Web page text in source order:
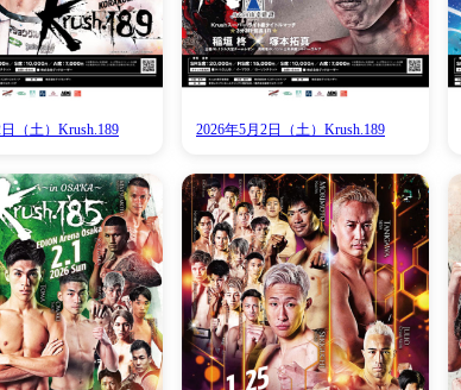
（土）Krush.189 2026年5月2日（土）Krush.189